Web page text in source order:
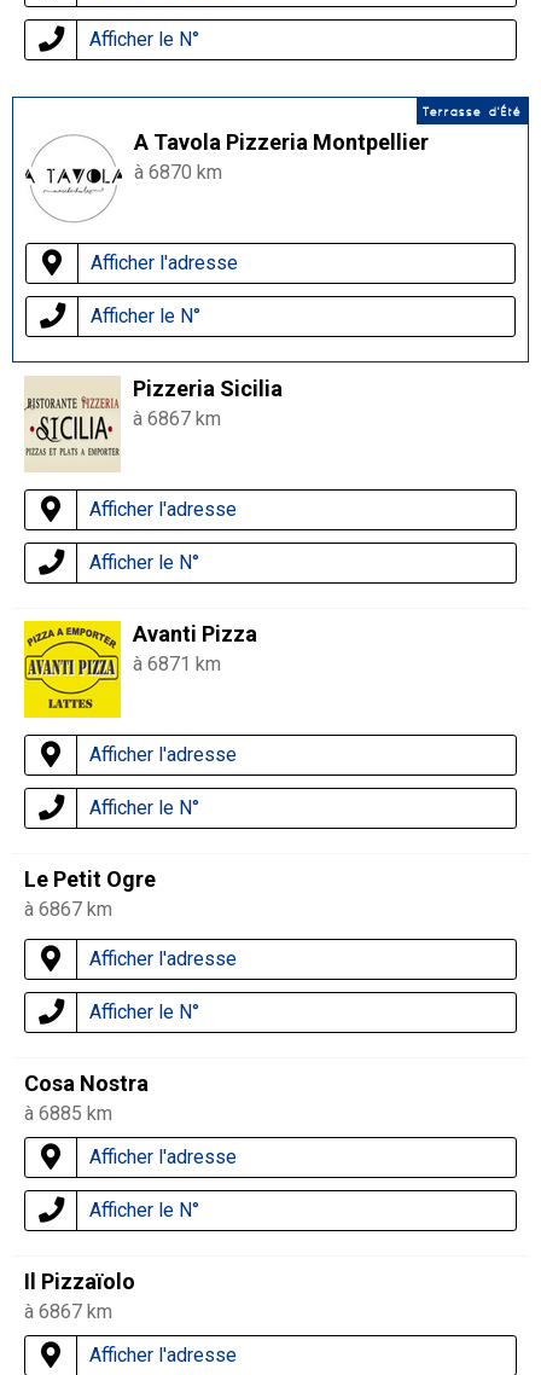
Afficher le N°
Terrasse d'Été
A Tavola Pizzeria Montpellier
à 6870 km
Afficher l'adresse
Afficher le N°
Pizzeria Sicilia
à 6867 km
Afficher l'adresse
Afficher le N°
Avanti Pizza
à 6871 km
Afficher l'adresse
Afficher le N°
Le Petit Ogre
à 6867 km
Afficher l'adresse
Afficher le N°
Cosa Nostra
à 6885 km
Afficher l'adresse
Afficher le N°
Il Pizzaïolo
à 6867 km
Afficher l'adresse